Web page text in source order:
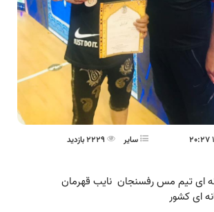
ساير
ای تیم مس رفسنجان نایب قهرمان
ای کشور